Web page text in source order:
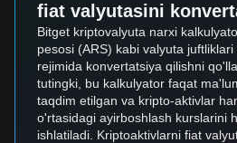
fiat valyutasini
Bitget kriptovalyuta narxi
pesosi (ARS) kabi valyuta
rejimida konvertatsiya qilishni
tutingki, bu kalkulyator faqat
taqdim etilgan va kripto-aktivlar
o'rtasidagi ayirboshlash kurslarini
ishlatiladi. Kriptoaktivlarni fiat